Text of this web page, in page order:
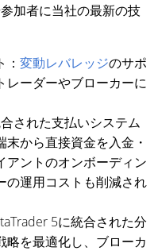
加者に当社の最新の技
変動レバレッジのサポ
レーダーやブローカーに
合された支払いシステム
から直接資金を入金・
アントのオンボーディン
の運用コストも削減され
5に統合された分
略を最適化し、ブローカ